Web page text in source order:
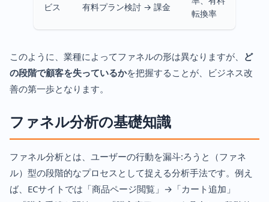
ビス
有料プラン検討 → 課金
転換率
このように、業種によってファネルの形は異なりますが、 ど
の段階で顧客を失っているかを把握することが、ビジネス改
善の第一歩となります。
ファネル分析の基礎知識
ファネル分析とは、ユーザーの行動を漏斗:ろうと（ファネ
ル）型の段階的なプロセスとして捉える分析手法です。例え
ば、ECサイトでは「商品ページ閲覧」→「カート追加」